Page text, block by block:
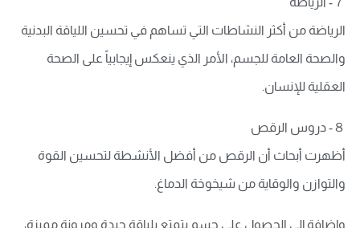
الرياضة من أكثر النشاطات التي تساهم في تحسين اللياقة البدنية
والصحة العامة للجسم، الأمر الذي ينعكس إيجابياً على الصحة
العقلية للإنسان.
８- دروس الرقص
أظهرت أبحاث أن الرقص من أفضل الأنشطة لتحسين القوة
والتوازن والوقاية من شيخوخة الدماغ.
وإضافة إلى الحصول على جسم يتمتع بلياقة جيدة ومرونة مميزة،